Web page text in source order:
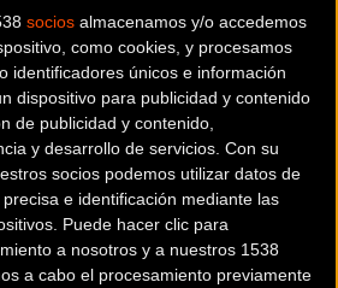
socios almacenamos y/o accedemos
como cookies, y procesamos
identificadores únicos e información
dispositivo para publicidad y contenido
de publicidad y contenido,
y desarrollo de servicios. Con su
socios podemos utilizar datos de
e identificación mediante las
Puede hacer clic para
a nosotros y a nuestros 1538
a cabo el procesamiento previamente
cuadrados de campamentos de
se recorrerán sin problema gracias a
facilitarán desde hoy mismo la